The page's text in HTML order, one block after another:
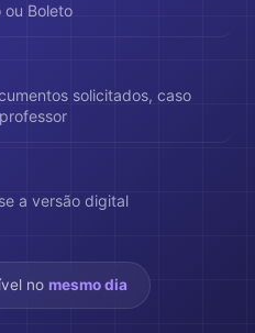
ou Boleto
solicitados, caso
a versão digital
no mesmo dia